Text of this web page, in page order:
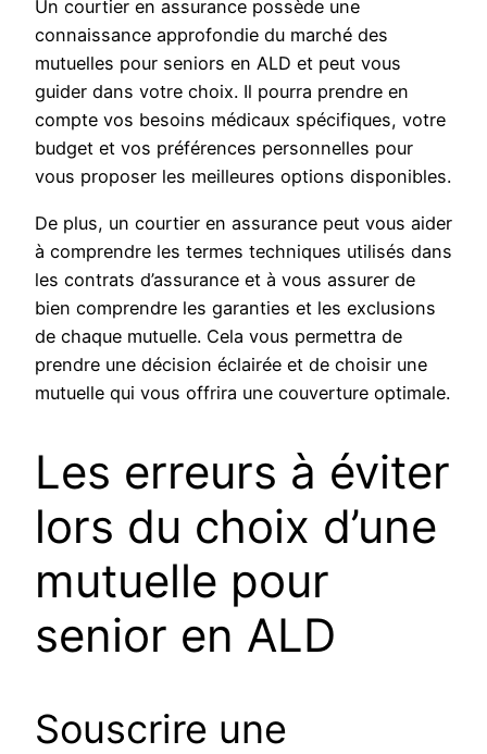
Un courtier en assurance possède une
connaissance approfondie du marché des
mutuelles pour seniors en ALD et peut vous
guider dans votre choix. Il pourra prendre en
compte vos besoins médicaux spécifiques, votre
budget et vos préférences personnelles pour
vous proposer les meilleures options disponibles.
De plus, un courtier en assurance peut vous aider
à comprendre les termes techniques utilisés dans
les contrats d’assurance et à vous assurer de
bien comprendre les garanties et les exclusions
de chaque mutuelle. Cela vous permettra de
prendre une décision éclairée et de choisir une
mutuelle qui vous offrira une couverture optimale.
Les erreurs à éviter
lors du choix d’une
mutuelle pour
senior en ALD
Souscrire une